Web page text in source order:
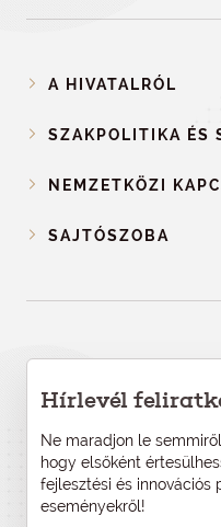
A HIVATALRÓL
SZAKPOLITIKA ÉS
NEMZETKÖZI
SAJTÓSZOBA
Hírlevél
Ne maradjon le
hogy elsőként
fejlesztési és innovációs
eseményekről!